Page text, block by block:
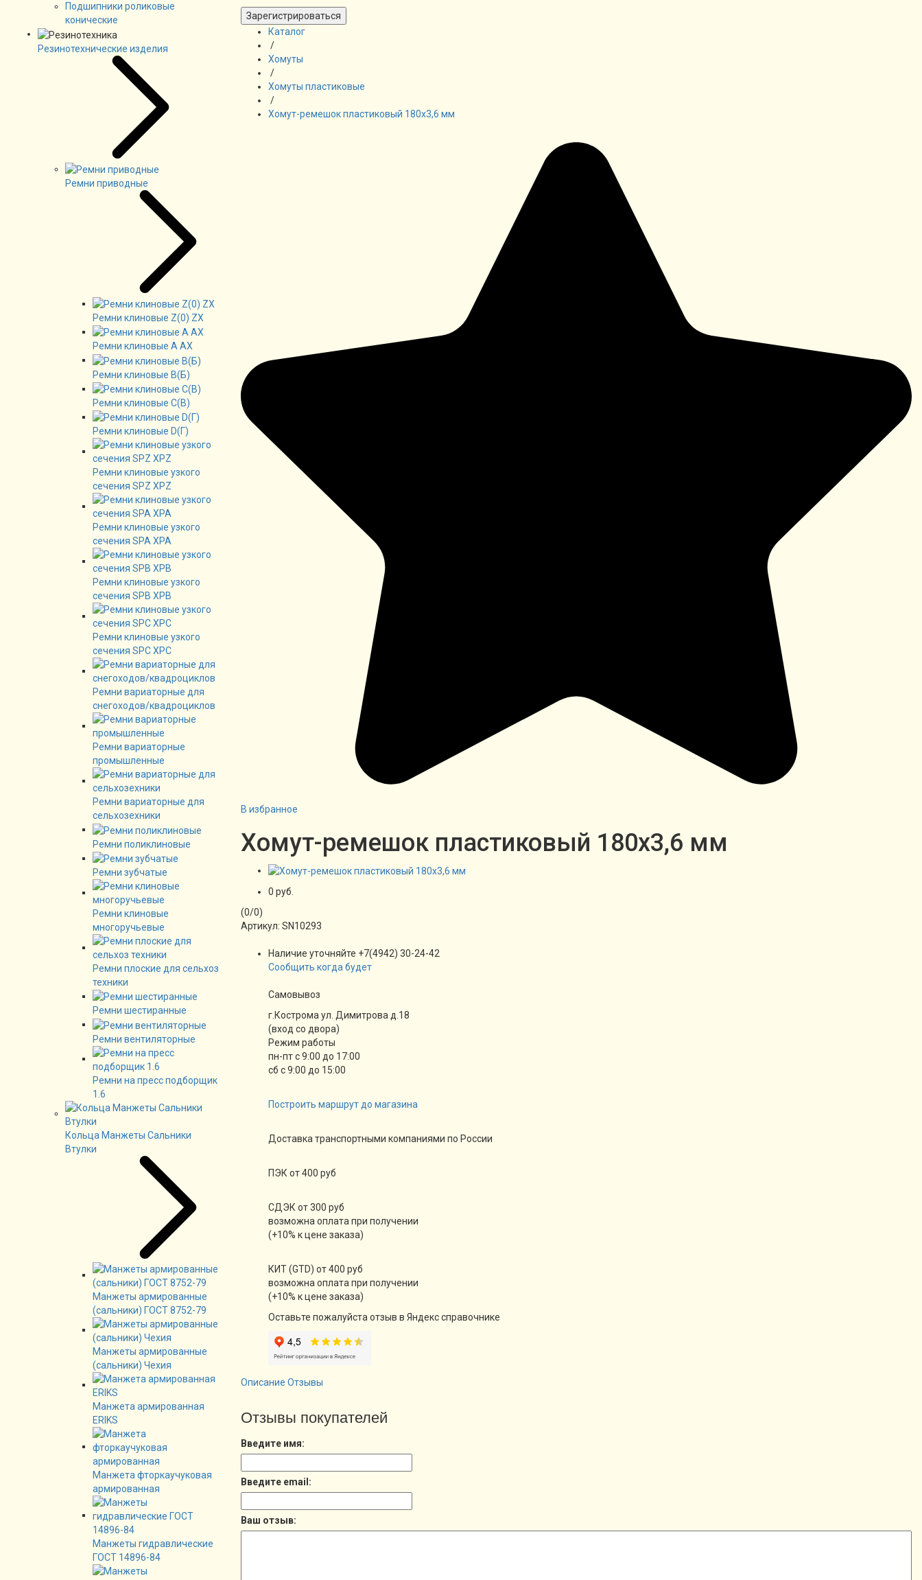
Подшипники роликовые
конические
Резинотехнические изделия
Ремни приводные
Ремни клиновые Z(0) ZX
Ремни клиновые А AX
Ремни клиновые В(Б)
Ремни клиновые C(B)
Ремни клиновые D(Г)
Ремни клиновые узкого
сечения SPZ XPZ
Ремни клиновые узкого
сечения SPA XPA
Ремни клиновые узкого
сечения SPB XPB
Ремни клиновые узкого
сечения SPC XPC
Ремни вариаторные для
снегоходов/квадроциклов
Ремни вариаторные
промышленные
Ремни вариаторные для
сельхозехники
Ремни поликлиновые
Ремни зубчатые
Ремни клиновые
многоручьевые
Ремни плоские для сельхоз
техники
Ремни шестиранные
Ремни вентиляторные
Ремни на пресс подборщик
1.6
Кольца Манжеты Сальники
Втулки
Манжеты армированные
(сальники) ГОСТ 8752-79
Манжеты армированные
(сальники) Чехия
Манжета армированная
ERIKS
Манжета фторкаучуковая
армированная
Манжеты гидравлические
ГОСТ 14896-84
Зарегистрироваться
Каталог
/
Хомуты
/
Хомуты пластиковые
/
Хомут-ремешок пластиковый 180х3,6 мм
В избранное
Хомут-ремешок пластиковый 180х3,6 мм
0 руб.
(0/0)
Артикул: SN10293
Наличие уточняйте +7(4942) 30-24-42
Сообщить когда будет
Cамовывоз
г.Кострома ул. Димитрова д.18
(вход со двора)
Режим работы
пн-пт с 9:00 до 17:00
сб с 9:00 до 15:00
Построить маршрут до магазина
Доставка транспортными компаниями по России
ПЭК от 400 руб
СДЭК от 300 руб
возможна оплата при получении
(+10% к цене заказа)
КИТ (GTD) от 400 руб
возможна оплата при получении
(+10% к цене заказа)
Оставьте пожалуйста отзыв в Яндекс справочнике
Описание Отзывы
Отзывы покупателей
Введите имя:
Введите email:
Ваш отзыв: